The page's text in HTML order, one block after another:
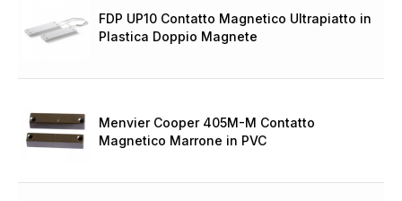
FDP UP10 Contatto Magnetico Ultrapiatto in
Plastica Doppio Magnete
Menvier Cooper 405M-M Contatto
Magnetico Marrone in PVC